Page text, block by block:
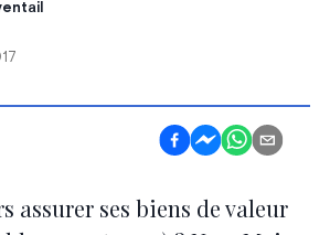
assurer ses biens de valeur